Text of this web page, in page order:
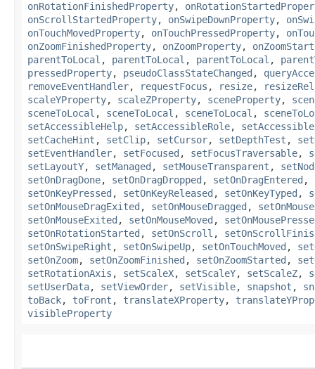
onRotationFinishedProperty,
onScrollStartedProperty, onSwipeDownProperty,
onTouchMovedProperty, onTouchPressedProperty,
onZoomFinishedProperty, onZoomProperty,
parentToLocal , parentToLocal , parentToLocal ,
pressedProperty, pseudoClassStateChanged ,
removeEventHandler, requestFocus , resize,
scaleYProperty, scaleZProperty, sceneProperty,
sceneToLocal , sceneToLocal , sceneToLocal ,
setAccessibleHelp, setAccessibleRole,
setCacheHint , setClip, setCursor, setDepthTest ,
setEventHandler, setFocused , setFocusTraversable,
setLayoutY, setManaged , setMouseTransparent ,
setOnDragDone, setOnDragDropped , setOnDragEntered ,
setOnKeyPressed , setOnKeyReleased , setOnKeyTyped ,
setOnMouseDragExited , setOnMouseDragged ,
setOnMouseExited , setOnMouseMoved ,
setOnRotationStarted , setOnScroll ,
setOnSwipeRight , setOnSwipeUp, setOnTouchMoved ,
setOnZoom, setOnZoomFinished , setOnZoomStarted ,
setRotationAxis , setScaleX, setScaleY, setScaleZ,
setUserData, setViewOrder, setVisible, snapshot ,
toBack, toFront , translateXProperty,
visibleProperty